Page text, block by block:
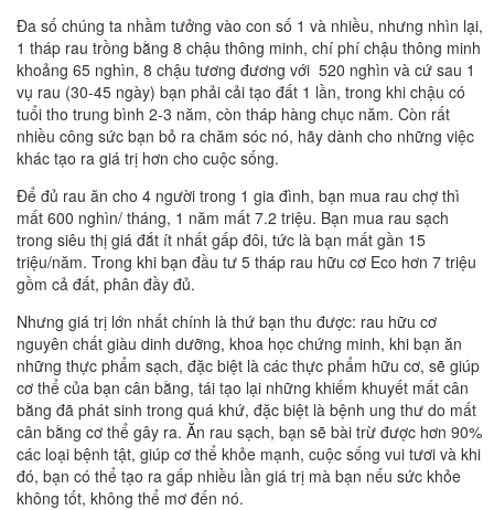
Đa số chúng ta nhầm tưởng vào con số 1 và nhiều, nhưng nhìn lại,
1 tháp rau trồng bằng 8 chậu thông minh, chí phí chậu thông minh
khoảng 65 nghìn, 8 chậu tương đương với 520 nghìn và cứ sau 1
vụ rau (30-45 ngày) bạn phải cải tạo đất 1 lần, trong khi chậu có
tuổi tho trung bình 2-3 năm, còn tháp hàng chục năm. Còn rất
nhiều công sức bạn bỏ ra chăm sóc nó, hãy dành cho những việc
khác tạo ra giá trị hơn cho cuộc sống.
Để đủ rau ăn cho 4 người trong 1 gia đình, bạn mua rau chợ thì
mất 600 nghìn/ tháng, 1 năm mất 7.2 triệu. Bạn mua rau sạch
trong siêu thị giá đắt ít nhất gấp đôi, tức là bạn mất gần 15
triệu/năm. Trong khi bạn đầu tư 5 tháp rau hữu cơ Eco hơn 7 triệu
gồm cả đất, phân đầy đủ.
Nhưng giá trị lớn nhất chính là thứ bạn thu được: rau hữu cơ
nguyên chất giàu dinh dưỡng, khoa học chứng minh, khi bạn ăn
những thực phẩm sạch, đặc biệt là các thực phẩm hữu cơ, sẽ giúp
cơ thể của bạn cân bằng, tái tạo lại những khiếm khuyết mất cân
bằng đã phát sinh trong quá khứ, đặc biệt là bệnh ung thư do mất
cân bằng cơ thể gây ra. Ăn rau sạch, bạn sẽ bài trừ được hơn 90%
các loại bệnh tật, giúp cơ thể khỏe mạnh, cuộc sống vui tươi và khi
đó, bạn có thể tạo ra gấp nhiều lần giá trị mà bạn nếu sức khỏe
không tốt, không thể mơ đến nó.